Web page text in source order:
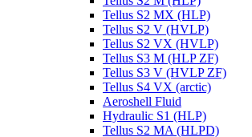
Tellus S2 MХ (HLP)
Tellus S2 V (HVLP)
Tellus S2 VX (HVLP)
Tellus S3 M (HLP ZF)
Tellus S3 V (HVLP ZF)
Tellus S4 VX (arctic)
Aeroshell Fluid
Hydraulic S1 (HLP)
Tellus S2 MA (HLPD)